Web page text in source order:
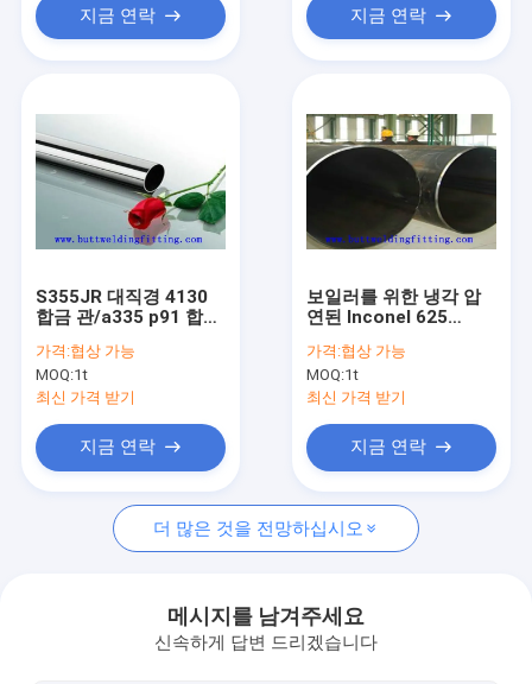
우리에 대하여
공장 여행
뉴스
인용문을 요구하세요
엉덩이 용접 피팅
스테인레스 스틸 티
지금 연락 지금 연락
S355JR 대직경 4130
합금 관/a335 p91 합금
가격:협상 가능
MOQ:1t
최신 가격 받기
지금 연락
보일러를 위한 냉각 압
연된 Inconel 625
새가 없는 강관
가격:협상 가능
MOQ:1t
최신 가격 받기
지금 연락
더 많은 것을 전망하십시오
메시지를 남겨주세요
신속하게 답변 드리겠습니다